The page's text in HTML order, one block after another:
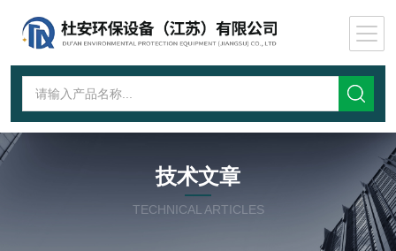
技术文章
TECHNICAL ARTICLES